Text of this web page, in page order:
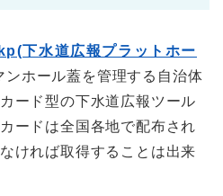
下水道広報プラットホー
ンホール蓋を管理する自治体
ード型の下水道広報ツール
ードは全国各地で配布され
ければ取得することは出来